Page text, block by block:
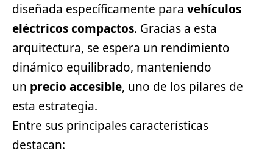
diseñada específicamente para vehículos
eléctricoscompactos. Gracias a esta
arquitectura, se espera un rendimiento
dinámico equilibrado, manteniendo
un precio accesible, uno de los pilares de
esta estrategia.
Entre sus principales características
destacan: